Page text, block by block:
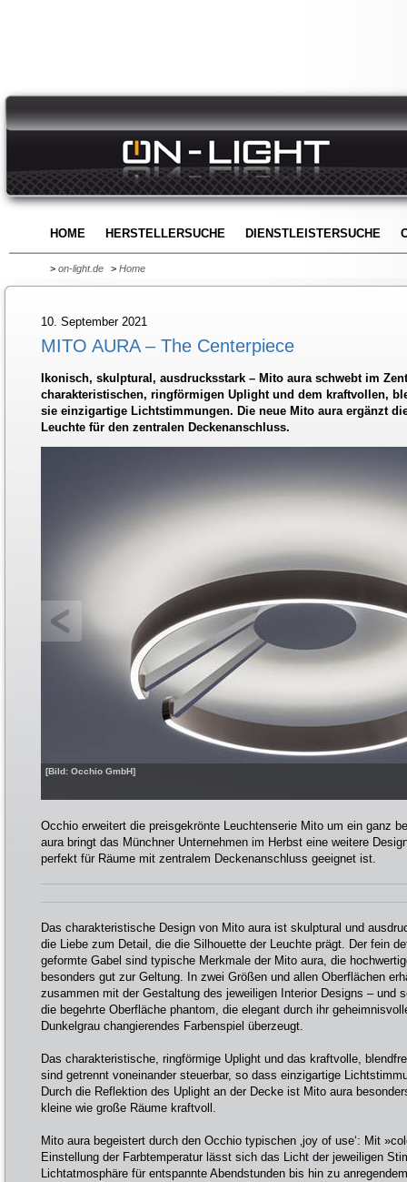
HOME HERSTELLERSUCHE DIENSTLEISTERSUCHE
> on-light.de > Home
10. September 2021
MITO AURA – The Centerpiece
Ikonisch, skulptural, ausdrucksstark – Mito aura schwebt im
charakteristischen, ringförmigen Uplight und dem kraftvollen,
sie einzigartige Lichtstimmungen. Die neue Mito aura ergänzt
Leuchte für den zentralen Deckenanschluss.
[Bild: Occhio GmbH]
Occhio erweitert die preisgekrönte Leuchtenserie Mito um ein ganz
aura bringt das Münchner Unternehmen im Herbst eine weitere
perfekt für Räume mit zentralem Deckenanschluss geeignet ist.
Das charakteristische Design von Mito aura ist skulptural und
die Liebe zum Detail, die die Silhouette der Leuchte prägt. Der fein
geformte Gabel sind typische Merkmale der Mito aura, die
besonders gut zur Geltung. In zwei Größen und allen Oberflächen
zusammen mit der Gestaltung des jeweiligen Interior Designs – und
die begehrte Oberfläche phantom, die elegant durch ihr
Dunkelgrau changierendes Farbenspiel überzeugt.
Das charakteristische, ringförmige Uplight und das kraftvolle,
sind getrennt voneinander steuerbar, so dass einzigartige
Durch die Reflektion des Uplight an der Decke ist Mito aura
kleine wie große Räume kraftvoll.
Mito aura begeistert durch den Occhio typischen ‚joy of use‘: Mit
Einstellung der Farbtemperatur lässt sich das Licht der jeweiligen
Lichtatmosphäre für entspannte Abendstunden bis hin zu